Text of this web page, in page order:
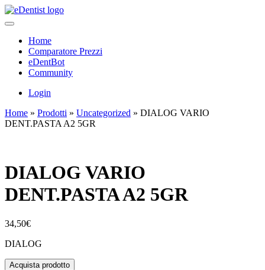
Home
Comparatore Prezzi
eDentBot
Community
Login
Home » Prodotti » Uncategorized » DIALOG VARIO
DENT.PASTA A2 5GR
DIALOG VARIO
DENT.PASTA A2 5GR
34,50€
DIALOG
Acquista prodotto